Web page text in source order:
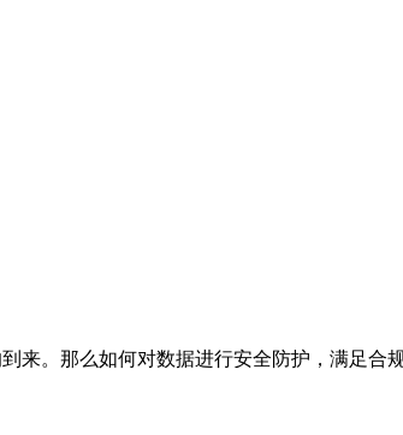
来。那么如何对数据进行安全防护，满足合